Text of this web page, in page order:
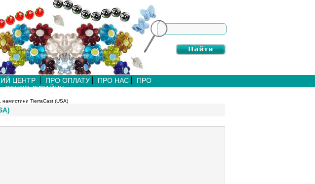
ЦЕНТР ПРО ОПЛАТУ ПРО НАС
ПРО
СТУДІЯ ДИЗАЙНУ
намистини TierraCast (USA)